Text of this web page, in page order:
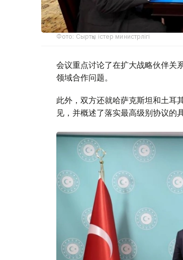
Фото: Сыртқы істер министрлігі
会议重点讨论了在扩大战略伙伴关
领域合作问题。
此外，双方还就哈萨克斯坦和土耳
见，并概述了落实最高级别协议的